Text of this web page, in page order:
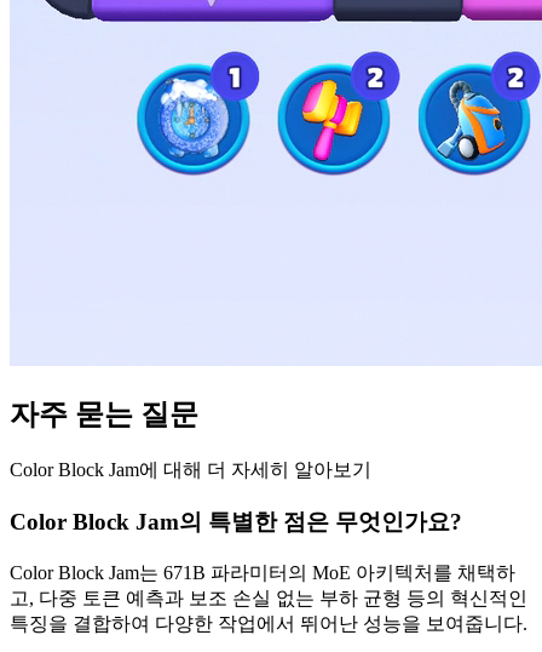
자주 묻는 질문
Color Block Jam에 대해 더 자세히 알아보기
Color Block Jam의 특별한 점은 무엇인가요?
Color Block Jam는 671B 파라미터의 MoE 아키텍처를 채택하
고, 다중 토큰 예측과 보조 손실 없는 부하 균형 등의 혁신적인
특징을 결합하여 다양한 작업에서 뛰어난 성능을 보여줍니다.